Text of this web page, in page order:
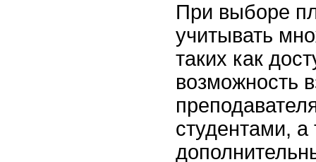
При выборе
учитывать
таких как
возможность
студентами,